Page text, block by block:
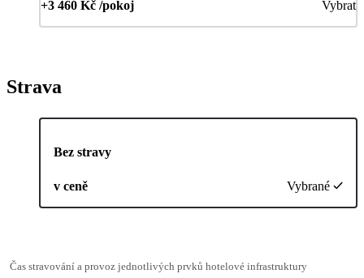
+3 460 Kč /pokoj Vybrat
Strava
Bez stravy
v ceně Vybrané
Čas stravování a provoz jednotlivých prvků hotelové infrastruktury